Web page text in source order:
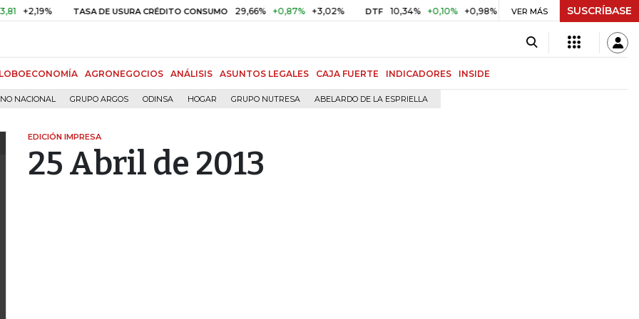
+2,19% TASA DE USURA CRÉDITO CONSUMO 29,66% +0,87% +3,02% 10,34% +0,10% +0,98% UVR $ 416,91 +$ 0,05 +0,01%
VER MÁS SUSCRÍBASE
AGRONEGOCIOS ANÁLISIS ASUNTOS LEGALES CAJA FUERTE INDICADORES INSIDE
NACIONAL GRUPO ARGOS ODINSA HOGAR GRUPO NUTRESA ABELARDO DE LA ESPRIELLA
EDICIÓN IMPRESA
25 Abril de 2013